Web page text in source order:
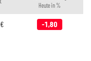
Heute in %
€ -1,80